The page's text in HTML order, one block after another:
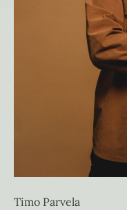
Timo Parvela